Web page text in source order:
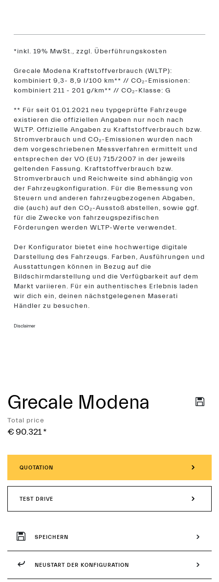
*inkl. 19% MwSt., zzgl. Überführungskosten
Grecale Modena Kraftstoffverbrauch (WLTP):
kombiniert 9,3- 8,9 l/100 km** // CO₂-Emissionen:
kombiniert 211 - 201 g/km** // CO₂-Klasse: G
** Für seit 01.01.2021 neu typgeprüfte Fahrzeuge
existieren die offiziellen Angaben nur noch nach
WLTP. Offizielle Angaben zu Kraftstoffverbrauch bzw.
Stromverbrauch und CO₂-Emissionen wurden nach
dem vorgeschriebenen Messverfahren ermittelt und
entsprechen der VO (EU) 715/2007 in der jeweils
geltenden Fassung. Kraftstoffverbrauch bzw.
Stromverbrauch und Reichweite sind abhängig von
der Fahrzeugkonfiguration. Für die Bemessung von
Steuern und anderen fahrzeugbezogenen Abgaben,
die (auch) auf den CO₂-Ausstoß abstellen, sowie ggf.
für die Zwecke von fahrzeugspezifischen
Förderungen werden WLTP-Werte verwendet.
Der Konfigurator bietet eine hochwertige digitale
Darstellung des Fahrzeugs. Farben, Ausführungen und
Ausstattungen können in Bezug auf die
Bildschirmdarstellung und die Verfügbarkeit auf dem
Markt variieren. Für ein authentisches Erlebnis laden
wir dich ein, deinen nächstgelegenen Maserati
Händler zu besuchen.
Disclaimer
Services
Grecale Modena
Total price
€ 90.321*
QUOTATION
TEST DRIVE
SPEICHERN
NEUSTART DER KONFIGURATION